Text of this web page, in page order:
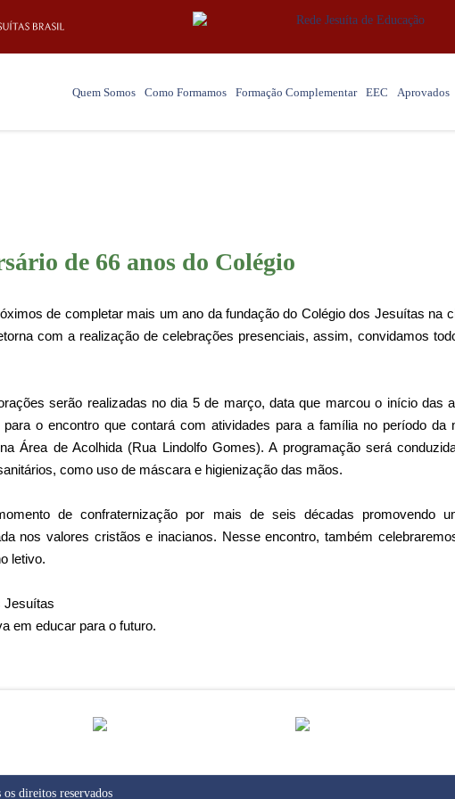
Quem Somos Como Formamos Formação Complementar EEC Aprovados
de 66 anos do Colégio
de completar mais um ano da fundação do Colégio dos Jesuítas na
com a realização de celebrações presenciais, assim, convidamos
serão realizadas no dia 5 de março, data que marcou o início das
para o encontro que contará com atividades para a família no período
Área de Acolhida (Rua Lindolfo Gomes). A programação será
como uso de máscara e higienização das mãos.
de confraternização por mais de seis décadas promovendo
nos valores cristãos e inacianos. Nesse encontro, também
letivo.
Jesuítas
em educar para o futuro.
os direitos reservados